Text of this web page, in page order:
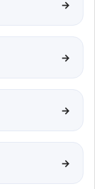
→
→
→
→